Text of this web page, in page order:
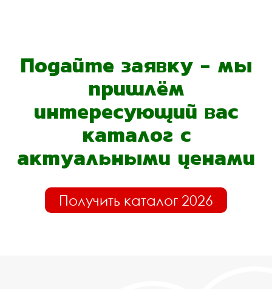
Подайте заявку - мы
пришлём
интересующий вас
каталог с
актуальными ценами
Получить каталог 2026